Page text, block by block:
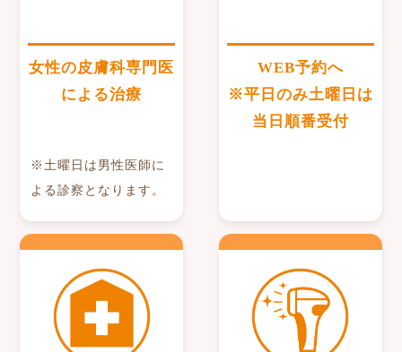
女性の皮膚科専門医
による治療
※土曜日は男性医師に
よる診察となります。
WEB予約へ
※平日のみ土曜日は
当日順番受付